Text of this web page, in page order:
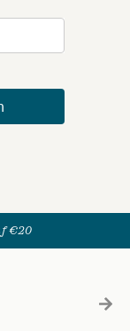
€20